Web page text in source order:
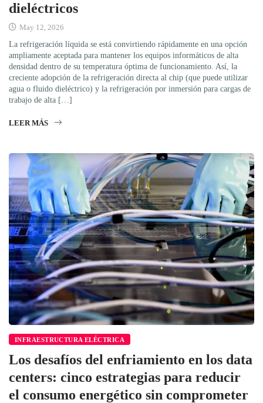
dieléctricos
May 12, 2026
La refrigeración líquida se está convirtiendo rápidamente en una opción
ampliamente aceptada para mantener los equipos informáticos de alta
densidad dentro de su temperatura óptima de funcionamiento. Así, la
creciente adopción de la refrigeración directa al chip (que puede utilizar
agua o fluido dieléctrico) y la refrigeración por inmersión para cargas de
trabajo de alta […]
LEER MÁS
INFRAESTRUCTURA ELÉCTRICA
Los desafíos del enfriamiento en los data
centers: cinco estrategias para reducir
el consumo energético sin comprometer